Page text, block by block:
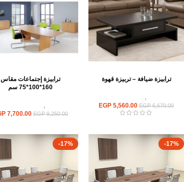
ترابيزة ضيافة – تربيزة قهوة
,
EGP6,670.00
EGP 5,560.00
ترابيزة إجتماعات مقاس
160*100*75 سم
ترابيزات,
EGP9,250.00
7,700.00
-17%
-17%